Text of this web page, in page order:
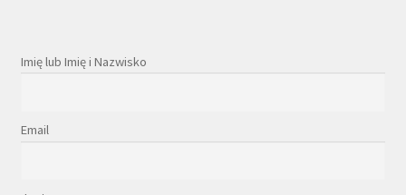
Imię lub Imię i Nazwisko
Email